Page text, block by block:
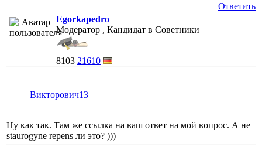
Ответить
Egorkapedro
Модератор , Кандидат в Советники
8103 21610
Викторович13
Ну как так. Там же ссылка на ваш ответ на мой вопрос. А не
staurogyne repens ли это? )))